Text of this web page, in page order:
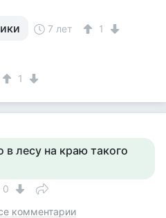
7 лет 1
1
в лесу на краю такого
0
комментарии